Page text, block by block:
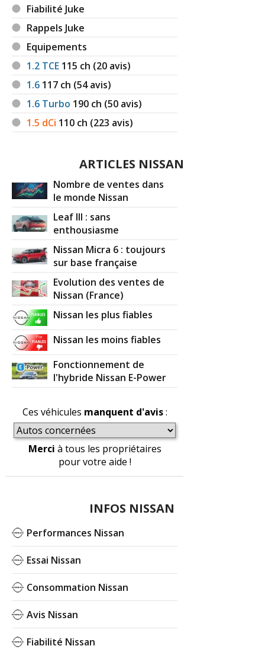
Fiabilité Juke
Rappels Juke
Equipements
1.2 TCE 115 ch (20 avis)
1.6 117 ch (54 avis)
1.6 Turbo 190 ch (50 avis)
1.5 dCi 110 ch (223 avis)
ARTICLES NISSAN
Nombre de ventes dans
le monde Nissan
Leaf III : sans
enthousiasme
Nissan Micra 6 : toujours
sur base française
Evolution des ventes de
Nissan (France)
Nissan les plus fiables
Nissan les moins fiables
Fonctionnement de
l'hybride Nissan E-Power
Ces véhicules manquent d'avis:
Merci à tous les propriétaires
pour votre aide !
INFOS NISSAN
Performances Nissan
Essai Nissan
Consommation Nissan
Avis Nissan
Fiabilité Nissan